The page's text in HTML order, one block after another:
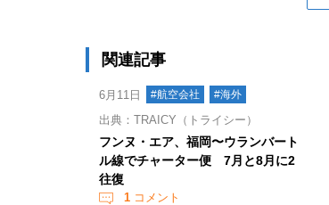
関連記事
6月11日 #航空会社 #海外
出典：TRAICY（トライシー）
フンヌ・エア、福岡〜ウランバート
ル線でチャーター便 7月と8月に2
往復
1 コメント